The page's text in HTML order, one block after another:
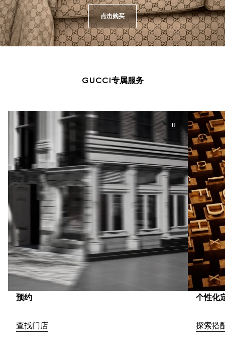
点击购买
GUCCI专属服务
预约
查找门店
个性化
探索搭